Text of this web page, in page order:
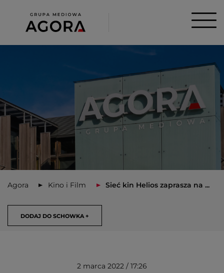
Agora Kino i Film Sieć kin Helios zaprasza na ...
DODAJ DO SCHOWKA +
2 marca 2022 / 17:26